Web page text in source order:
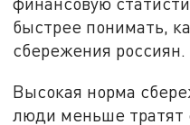
быстрее понимать,
сбережения россиян.
Высокая норма
люди меньше тратят